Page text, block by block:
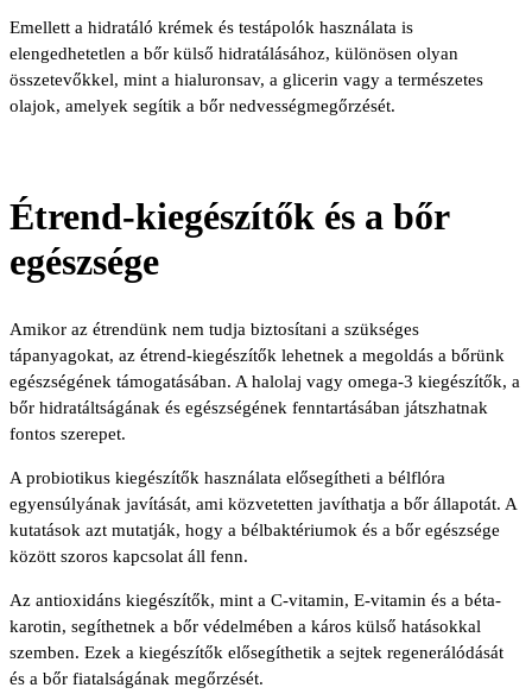
Emellett a hidratáló krémek és testápolók használata is
elengedhetetlen a bőr külső hidratálásához, különösen olyan
összetevőkkel, mint a hialuronsav, a glicerin vagy a természetes
olajok, amelyek segítik a bőr nedvességmegőrzését.
Étrend-kiegészítők és a bőr
egészsége
Amikor az étrendünk nem tudja biztosítani a szükséges
tápanyagokat, az étrend-kiegészítők lehetnek a megoldás a bőrünk
egészségének támogatásában. A halolaj vagy omega-3 kiegészítők, a
bőr hidratáltságának és egészségének fenntartásában játszhatnak
fontos szerepet.
A probiotikus kiegészítők használata elősegítheti a bélflóra
egyensúlyának javítását, ami közvetetten javíthatja a bőr állapotát. A
kutatások azt mutatják, hogy a bélbaktériumok és a bőr egészsége
között szoros kapcsolat áll fenn.
Az antioxidáns kiegészítők, mint a C-vitamin, E-vitamin és a béta-
karotin, segíthetnek a bőr védelmében a káros külső hatásokkal
szemben. Ezek a kiegészítők elősegíthetik a sejtek regenerálódását
és a bőr fiatalságának megőrzését.